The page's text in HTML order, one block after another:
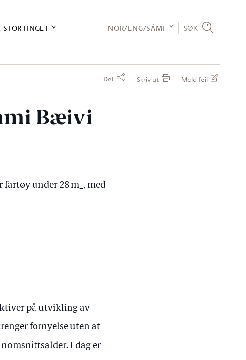
STORTINGET NOR/ENG/SÁMI SØK
Del Skriv ut Meld feil
Bæivi
under 28 m_, med
på utvikling av
fornyelse uten at
I dag er